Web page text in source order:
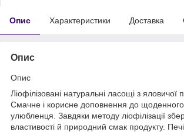
Опис Характеристики Доставка
Опис
Опис
Ліофілізовані натуральні ласощі з яловичої
Смачне і корисне доповнення до
улюбленця. Завдяки методу ліофілізації
властивості й природний смак продукту.